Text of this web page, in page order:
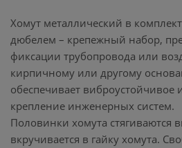
Хомут металлический в
дюбелем – крепежный набор,
фиксации трубопровода или
кирпичному или другому
обеспечивает виброустойчивое
крепление инженерных систем.
Половинки хомута стягиваются
вкручивается в гайку хомута.